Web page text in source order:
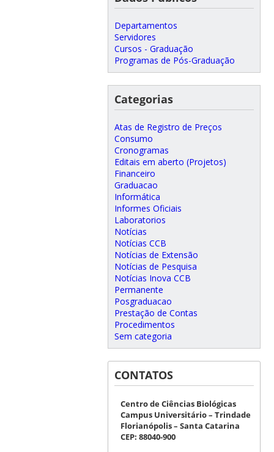
Departamentos
Servidores
Cursos - Graduação
Programas de Pós-Graduação
Categorias
Atas de Registro de Preços
Consumo
Cronogramas
Editais em aberto (Projetos)
Financeiro
Graduacao
Informática
Informes Oficiais
Laboratorios
Notícias
Notícias CCB
Notícias de Extensão
Notícias de Pesquisa
Notícias Inova CCB
Permanente
Posgraduacao
Prestação de Contas
Procedimentos
Sem categoria
CONTATOS
Centro de Ciências Biológicas
Campus Universitário – Trindade
Florianópolis – Santa Catarina
CEP: 88040-900